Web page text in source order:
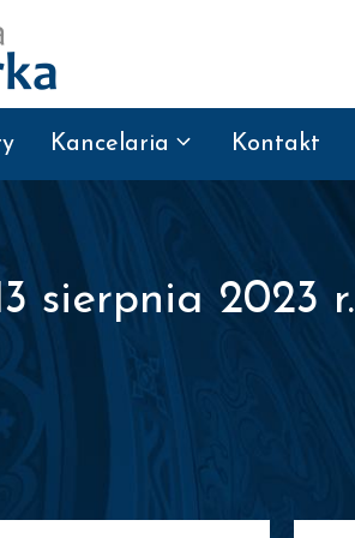
Kancelaria Kontakt
sierpnia 2023 r.